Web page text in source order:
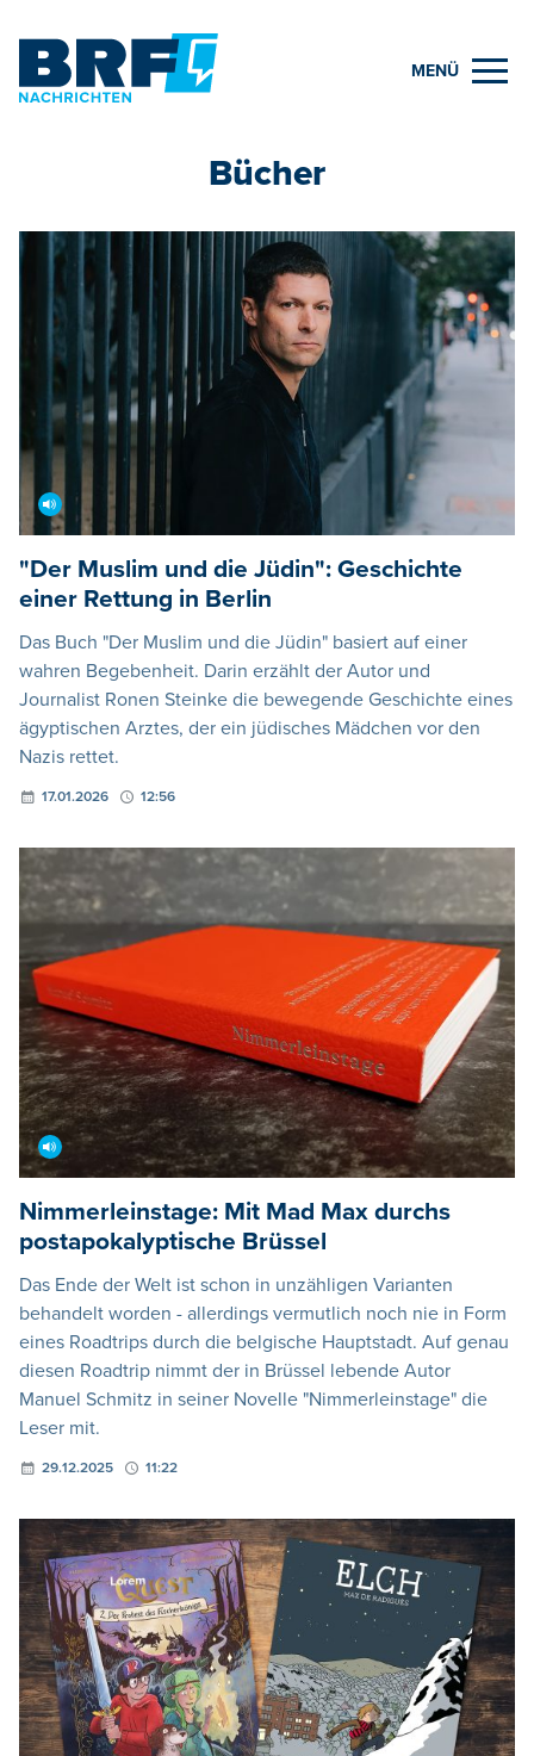
MENÜ
Bücher
"Der Muslim und die Jüdin": Geschichte
einer Rettung in Berlin
Das Buch "Der Muslim und die Jüdin" basiert auf einer
wahren Begebenheit. Darin erzählt der Autor und
Journalist Ronen Steinke die bewegende Geschichte eines
ägyptischen Arztes, der ein jüdisches Mädchen vor den
Nazis rettet.
17.01.2026 12:56
Nimmerleinstage: Mit Mad Max durchs
postapokalyptische Brüssel
Das Ende der Welt ist schon in unzähligen Varianten
behandelt worden - allerdings vermutlich noch nie in Form
eines Roadtrips durch die belgische Hauptstadt. Auf genau
diesen Roadtrip nimmt der in Brüssel lebende Autor
Manuel Schmitz in seiner Novelle "Nimmerleinstage" die
Leser mit.
29.12.2025 11:22